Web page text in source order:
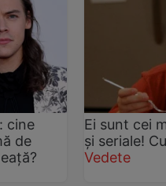
cine
de
Ei sunt cei
și seriale!
Vedete